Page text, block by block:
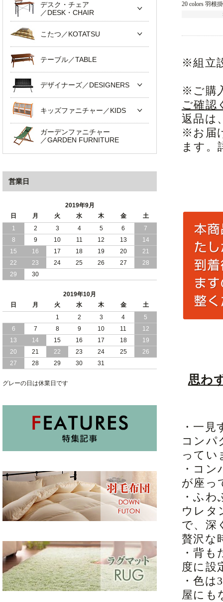
20 colors 羽根
※組立
※ご購
ご確認
返品は
※お届
ます。
思わ
・一
コンパ
ってい
・コ
が座っ
・ふ
ウレタ
で、深
贅沢な
・背
度に設
・色
屋にも
デスク・チェア
／DESK・CHAIR
こたつ／KOTATSU
テーブル／TABLE
デザイナーズ／DESIGNERS
キッズファニチャー／KIDS
ガーデンファニチャー
／GARDEN FURNITURE
営業日
2019年9月
日
月 火 水 木 金
土
1
2 3 4 5 6
7
8
9 10 11 12 13
14
15
16 17 18 19 20
21
22
23 24 25 26 27
28
29
30
2019年10月
日
月 火 水 木 金
土
1
2 3 4
5
6
7 8 9 10 11
12
13
14 15 16 17 18
19
20
21 22 23 24 25
26
27
28 29 30 31
グレーの日は休業日です